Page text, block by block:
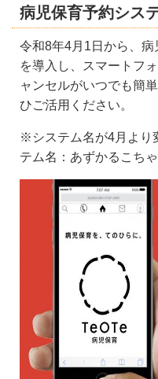
病児保育予約シス
令和8年4月1日から、病
を導入し、スマートフ
ャンセルがいつでも簡
ひご活用ください。
※システム名が4月より
テム名：あずかるこちゃ